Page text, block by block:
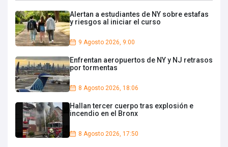
Alertan a estudiantes de NY sobre estafas
y riesgos al iniciar el curso
9 Agosto 2026, 9:00
Enfrentan aeropuertos de NY y NJ retrasos
por tormentas
8 Agosto 2026, 18:06
Hallan tercer cuerpo tras explosión e
incendio en el Bronx
8 Agosto 2026, 17:50